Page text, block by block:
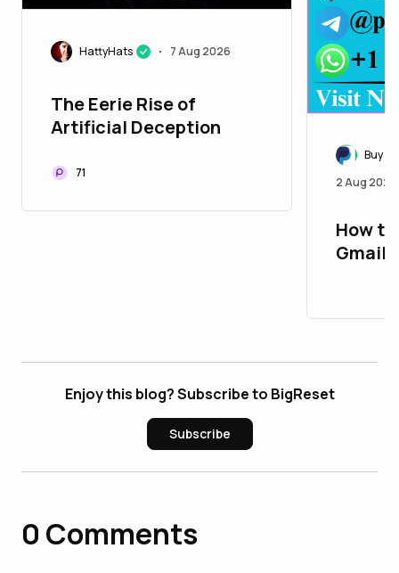
HattyHats • 7 Aug 2026
The Eerie Rise of
Artificial Deception
71
Buy
2 Aug 2026
How to
Gmail
Enjoy this blog? Subscribe to BigReset
Subscribe
0 Comments